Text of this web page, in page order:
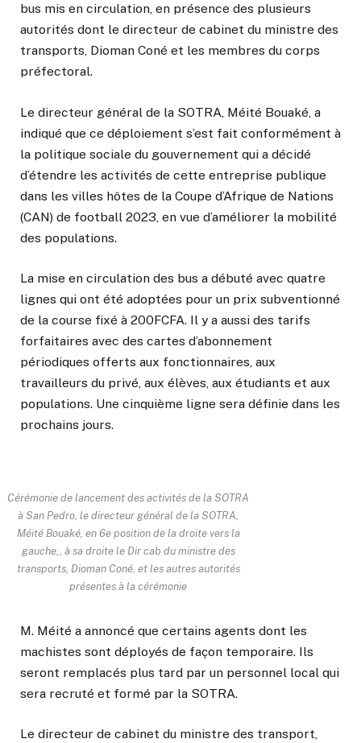
bus mis en circulation, en présence des plusieurs
autorités dont le directeur de cabinet du ministre des
transports, Dioman Coné et les membres du corps
préfectoral.
Le directeur général de la SOTRA, Méité Bouaké, a
indiqué que ce déploiement s’est fait conformément à
la politique sociale du gouvernement qui a décidé
d’étendre les activités de cette entreprise publique
dans les villes hôtes de la Coupe d’Afrique de Nations
(CAN) de football 2023, en vue d’améliorer la mobilité
des populations.
La mise en circulation des bus a débuté avec quatre
lignes qui ont été adoptées pour un prix subventionné
de la course fixé à 200FCFA. Il y a aussi des tarifs
forfaitaires avec des cartes d’abonnement
périodiques offerts aux fonctionnaires, aux
travailleurs du privé, aux élèves, aux étudiants et aux
populations. Une cinquième ligne sera définie dans les
prochains jours.
Cérémonie de lancement des activités de la SOTRA
à San Pedro, le directeur général de la SOTRA,
Méité Bouaké, en 6e position de la droite vers la
gauche,, à sa droite le Dir cab du ministre des
transports, Dioman Coné, et les autres autorités
présentes à la cérémonie
M. Méité a annoncé que certains agents dont les
machistes sont déployés de façon temporaire. Ils
seront remplacés plus tard par un personnel local qui
sera recruté et formé par la SOTRA.
Le directeur de cabinet du ministre des transport,